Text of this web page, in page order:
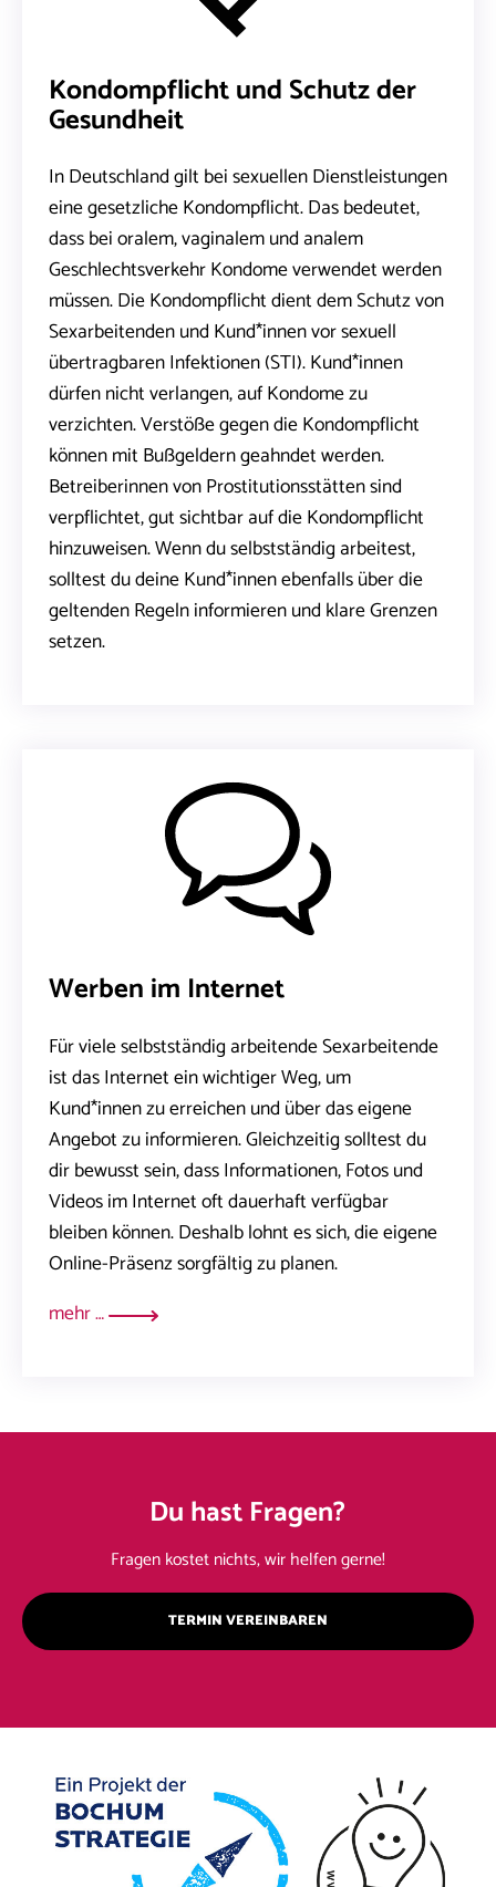
Kondompflicht und Schutz der
Gesundheit
In Deutschland gilt bei sexuellen Dienstleistungen
eine gesetzliche Kondompflicht. Das bedeutet,
dass bei oralem, vaginalem und analem
Geschlechtsverkehr Kondome verwendet werden
müssen. Die Kondompflicht dient dem Schutz von
Sexarbeitenden und Kund*innen vor sexuell
übertragbaren Infektionen (STI). Kund*innen
dürfen nicht verlangen, auf Kondome zu
verzichten. Verstöße gegen die Kondompflicht
können mit Bußgeldern geahndet werden.
Betreiberinnen von Prostitutionsstätten sind
verpflichtet, gut sichtbar auf die Kondompflicht
hinzuweisen. Wenn du selbstständig arbeitest,
solltest du deine Kund*innen ebenfalls über die
geltenden Regeln informieren und klare Grenzen
setzen.
Werben im Internet
Für viele selbstständig arbeitende Sexarbeitende
ist das Internet ein wichtiger Weg, um
Kund*innen zu erreichen und über das eigene
Angebot zu informieren. Gleichzeitig solltest du
dir bewusst sein, dass Informationen, Fotos und
Videos im Internet oft dauerhaft verfügbar
bleiben können. Deshalb lohnt es sich, die eigene
Online-Präsenz sorgfältig zu planen.
mehr …
Du hast Fragen?
Fragen kostet nichts, wir helfen gerne!
TERMIN VEREINBAREN